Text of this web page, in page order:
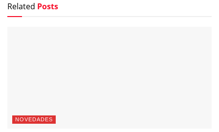
Related Posts
NOVEDADES